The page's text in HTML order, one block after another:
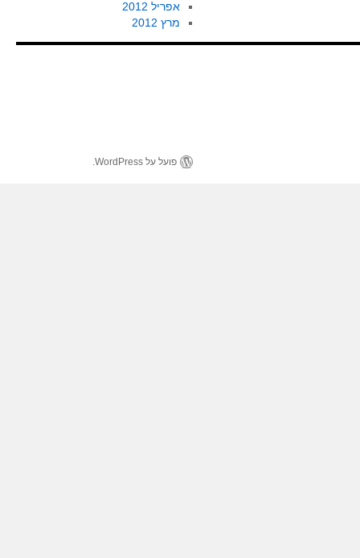
אפריל 2012
מרץ 2012
פועל על WordPress.